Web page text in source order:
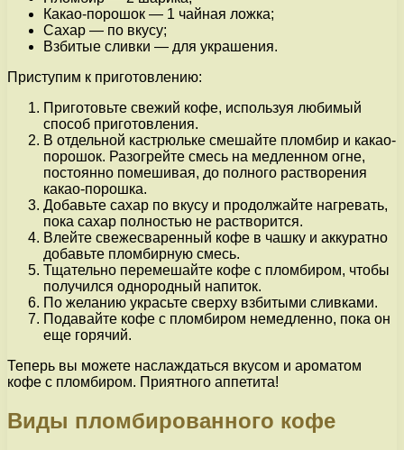
Какао-порошок — 1 чайная ложка;
Сахар — по вкусу;
Взбитые сливки — для украшения.
Приступим к приготовлению:
Приготовьте свежий кофе, используя любимый
способ приготовления.
В отдельной кастрюльке смешайте пломбир и какао-
порошок. Разогрейте смесь на медленном огне,
постоянно помешивая, до полного растворения
какао-порошка.
Добавьте сахар по вкусу и продолжайте нагревать,
пока сахар полностью не растворится.
Влейте свежесваренный кофе в чашку и аккуратно
добавьте пломбирную смесь.
Тщательно перемешайте кофе с пломбиром, чтобы
получился однородный напиток.
По желанию украсьте сверху взбитыми сливками.
Подавайте кофе с пломбиром немедленно, пока он
еще горячий.
Теперь вы можете наслаждаться вкусом и ароматом
кофе с пломбиром. Приятного аппетита!
Виды пломбированного кофе